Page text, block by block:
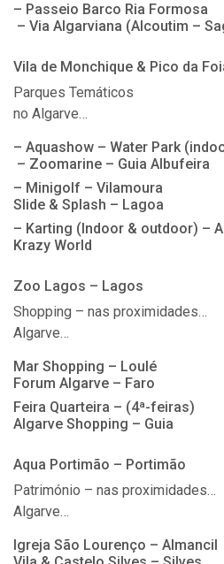
– Passeio Barco
– Via Algarviana (Alcoutim –
Vila de Monchique & Pico da
Parques Temáticos
no Algarve…
– Aquashow – Water
– Zoomarine – Guia Albufeira
– Minigolf –
Slide & Splash – Lagoa
– Karting (Indoor &
Krazy World
Zoo Lagos – Lagos
Shopping – nas
Algarve…
Mar
Forum Algarve – Faro
Feira Quarteira
Algarve Shopping – Guia
Aqua Portimão – Portimão
Património – nas
Algarve…
Igreja São